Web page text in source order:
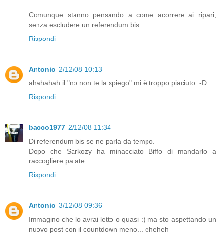
Comunque stanno pensando a come acorrere ai ripari,
senza escludere un referendum bis.
Rispondi
Antonio 2/12/08 10:13
ahahahah il "no non te la spiego" mi è troppo piaciuto :-D
Rispondi
bacco1977 2/12/08 11:34
Di referendum bis se ne parla da tempo.
Dopo che Sarkozy ha minacciato Biffo di mandarlo a
raccogliere patate.....
Rispondi
Antonio 3/12/08 09:36
Immagino che lo avrai letto o quasi :) ma sto aspettando un
nuovo post con il countdown meno... eheheh